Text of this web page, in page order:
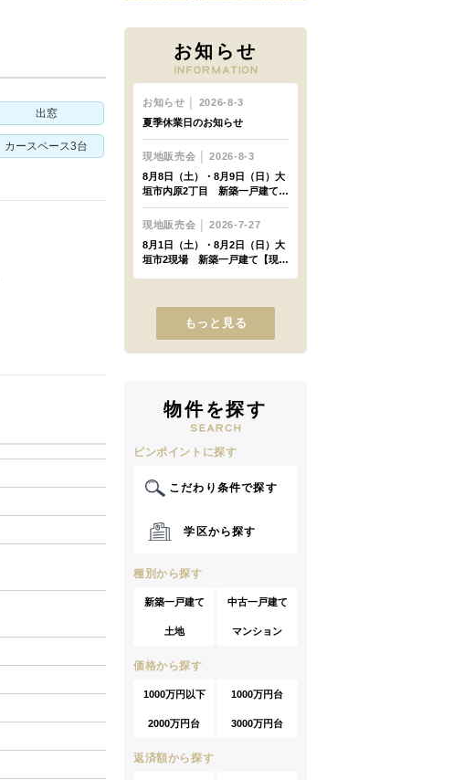
出窓
カースペース3台
お知らせ
もっと見る
物件を探す
ピンポイントに探す
こだわり条件で探す
学区から探す
種別から探す
新築一戸建て 中古一戸建て
土地 マンション
価格から探す
1000万円以下 1000万円台
2000万円台 3000万円台
返済額から探す